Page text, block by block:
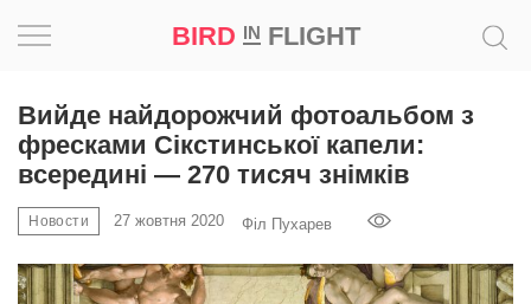
BIRD INFLIGHT
Вийде найдорожчий фотоальбом з
фресками Сікстинської капели:
всередині — 270 тисяч знімків
Новости 27 жовтня 2020 Філ Пухарев